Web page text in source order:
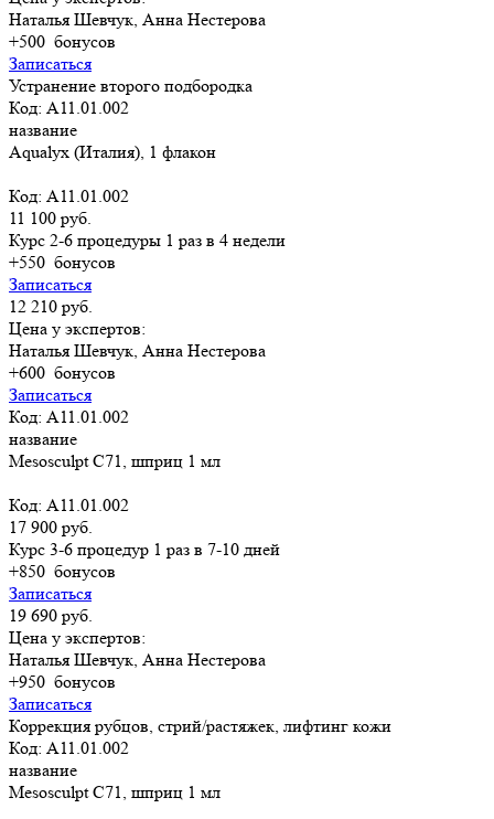
Наталья Шевчук, Анна Нестерова
+500 бонусов
Записаться
Устранение второго подбородка
Код: A11.01.002
название
Aqualyx (Италия), 1 флакон
Код: A11.01.002
11 100 руб.
Курс 2-6 процедуры 1 раз в 4 недели
+550 бонусов
Записаться
12 210 руб.
Цена у экспертов:
Наталья Шевчук, Анна Нестерова
+600 бонусов
Записаться
Код: A11.01.002
название
Mesosculpt C71, шприц 1 мл
Код: A11.01.002
17 900 руб.
Курс 3-6 процедур 1 раз в 7-10 дней
+850 бонусов
Записаться
19 690 руб.
Цена у экспертов:
Наталья Шевчук, Анна Нестерова
+950 бонусов
Записаться
Коррекция рубцов, стрий/растяжек, лифтинг кожи
Код: A11.01.002
название
Mesosculpt C71, шприц 1 мл